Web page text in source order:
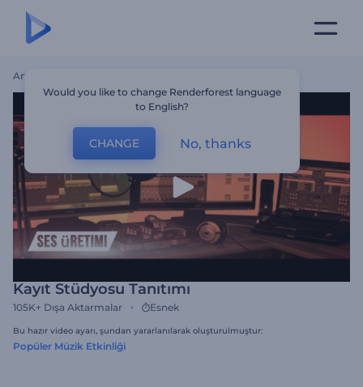
Ana Sayfa
Kayıt Stüdyosu Tanıtımı
105K+ Dışa Aktarmalar Esnek
Bu hazır video ayarı, şundan yararlanılarak oluşturulmuştur:
Popüler Müzik Etkinliği
Would you like to change Renderforest language
to English?
CHANGE No, thanks